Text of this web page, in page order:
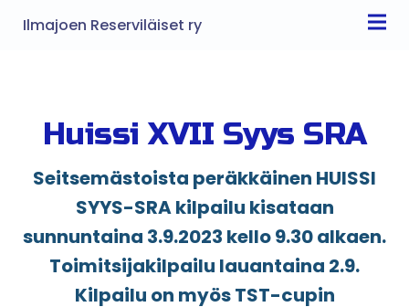
Ilmajoen Reserviläiset ry
Huissi XVII Syys SRA
Seitsemästoista peräkkäinen HUISSI
SYYS-SRA kilpailu kisataan
sunnuntaina 3.9.2023 kello 9.30 alkaen.
Toimitsijakilpailu lauantaina 2.9.
Kilpailu on myös TST-cupin